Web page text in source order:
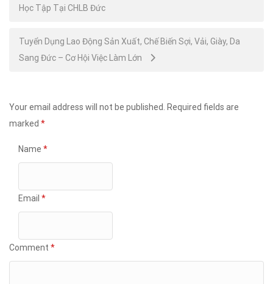
navigation
Học Tập Tại CHLB Đức
Tuyển Dụng Lao Động Sản Xuất, Chế Biến Sợi, Vải, Giày, Da
Sang Đức – Cơ Hội Việc Làm Lớn
Your email address will not be published. Required fields are
marked *
Name *
Email *
Comment *